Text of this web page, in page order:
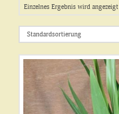
Einzelnes Ergebnis wird angezeigt